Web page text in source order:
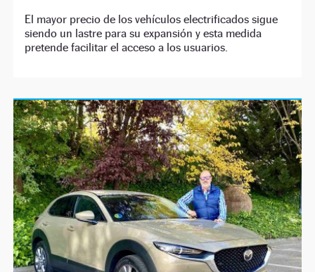
El mayor precio de los vehículos electrificados sigue
siendo un lastre para su expansión y esta medida
pretende facilitar el acceso a los usuarios.